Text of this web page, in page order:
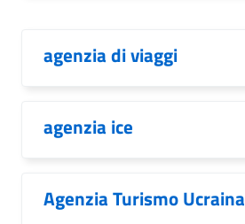
agenzia di viaggi
agenzia ice
Agenzia Turismo Ucraina